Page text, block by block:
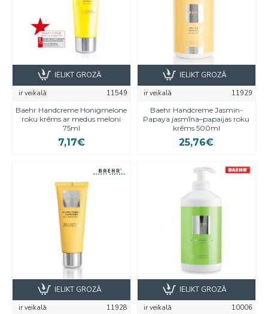
ir veikalā
11549
Baehr Handcreme Honigmelone
roku krēms ar medus meloni
75ml
7,17€
IELIKT GROZĀ
ir veikalā
11929
Baehr Handcreme Jasmin-
Papaya jasmīna–papaijas roku
krēms 500ml
25,76€
IELIKT GROZĀ
ir veikalā 11928
IELIKT GROZĀ
ir veikalā 10006
IELIKT GROZĀ